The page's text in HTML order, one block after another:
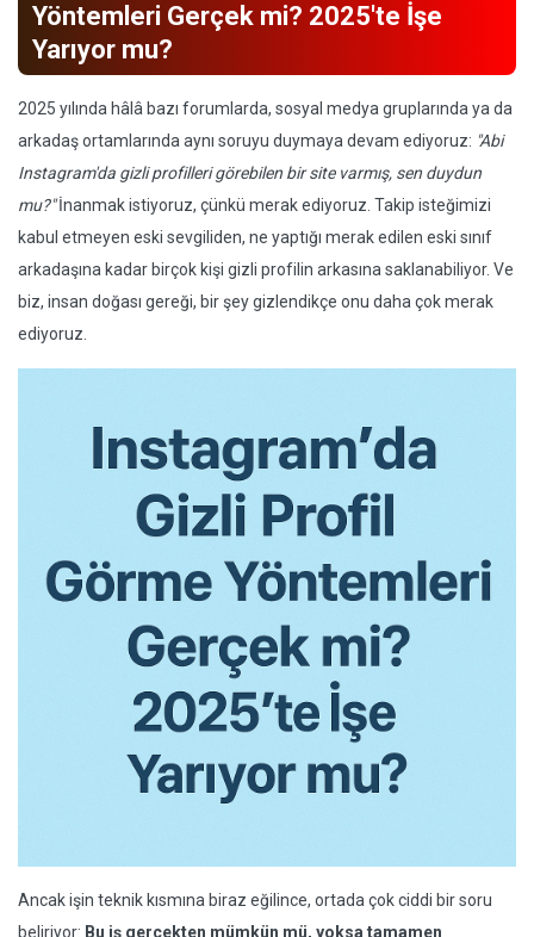
Yöntemleri Gerçek mi? 2025'te İşe
Yarıyor mu?
2025 yılında hâlâ bazı forumlarda, sosyal medya gruplarında ya da
arkadaş ortamlarında aynı soruyu duymaya devam ediyoruz: "Abi
Instagram'da gizli profilleri görebilen bir site varmış, sen duydun
mu?"İnanmak istiyoruz, çünkü merak ediyoruz. Takip isteğimizi
kabul etmeyen eski sevgiliden, ne yaptığı merak edilen eski sınıf
arkadaşına kadar birçok kişi gizli profilin arkasına saklanabiliyor. Ve
biz, insan doğası gereği, bir şey gizlendikçe onu daha çok merak
ediyoruz.
Ancak işin teknik kısmına biraz eğilince, ortada çok ciddi bir soru
beliriyor: Bu iş gerçekten mümkün mü, yoksa tamamen